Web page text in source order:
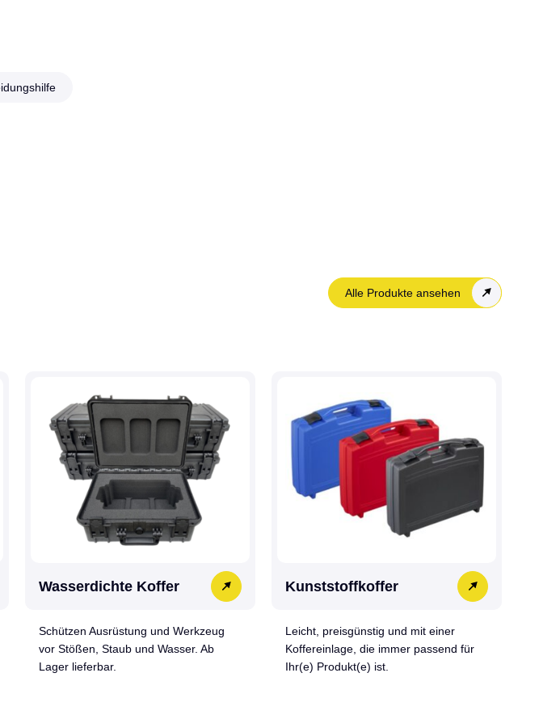
Alle Produkte ansehen
Wasserdichte Koffer
Schützen Ausrüstung und Werkzeug
vor Stößen, Staub und Wasser. Ab
Lager lieferbar.
Kunststoffkoffer
Leicht, preisgünstig und mit einer
Koffereinlage, die immer passend für
Ihr(e) Produkt(e) ist.